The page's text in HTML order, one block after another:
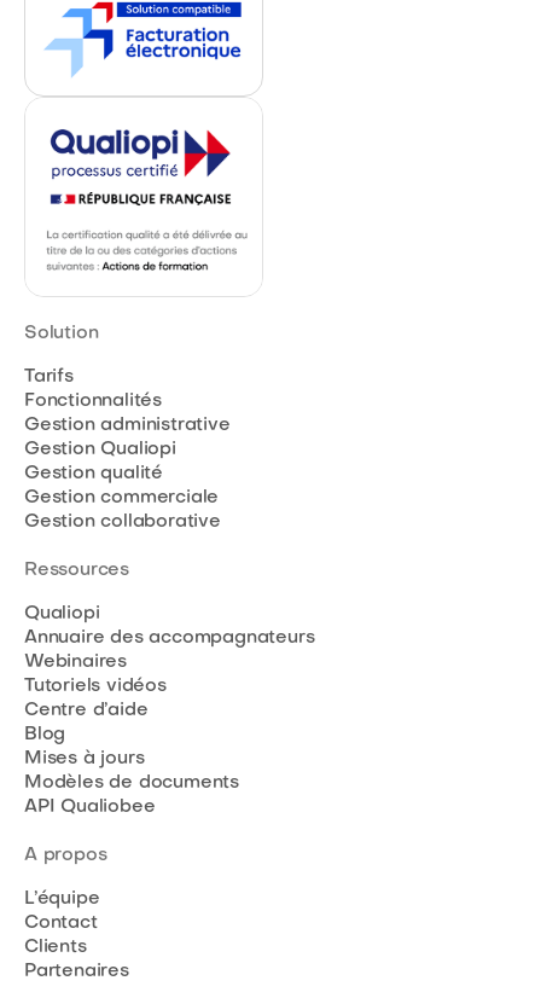
Solution
Tarifs
Fonctionnalités
Gestion administrative
Gestion Qualiopi
Gestion qualité
Gestion commerciale
Gestion collaborative
Ressources
Qualiopi
Annuaire des accompagnateurs
Webinaires
Tutoriels vidéos
Centre d’aide
Blog
Mises à jours
Modèles de documents
API Qualiobee
A propos
L’équipe
Contact
Clients
Partenaires